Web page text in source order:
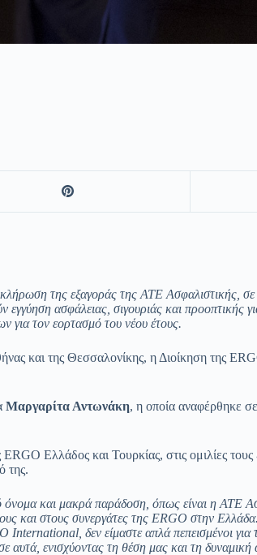
της εξαγοράς της ΑΤΕ Ασφαλιστικής,
ασφάλειας, σιγουριάς και προοπτικής
για τον εορτασμό του νέου έτους.
και της Θεσσαλονίκης, η Διοίκηση της
Μαργαρίτα Αντωνάκη, η οποία αναφέρθηκε
Ελλάδος και Τουρκίας, στις ομιλίες
της.
όνομα και μακρά παράδοση, όπως είναι η ΑΤΕ
και στους συνεργάτες της ERGO στην
International , δεν είμαστε απλά πεπεισμένοι
αυτά, ενισχύοντας τη θέση μας και τη